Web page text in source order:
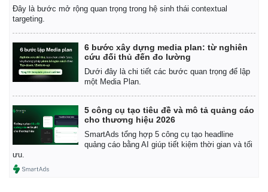
Đây là bước mở rộng quan trọng trong hệ sinh thái contextual
targeting.
6 bước xây dựng media plan: từ nghiên
cứu đối thủ đến đo lường
Dưới đây là chi tiết các bước quan trọng để lập
một Media Plan.
5 công cụ tạo tiêu đề và mô tả quảng cáo
cho thương hiệu 2026
SmartAds tổng hợp 5 công cụ tạo headline
quảng cáo bằng AI giúp tiết kiệm thời gian và tối
ưu.